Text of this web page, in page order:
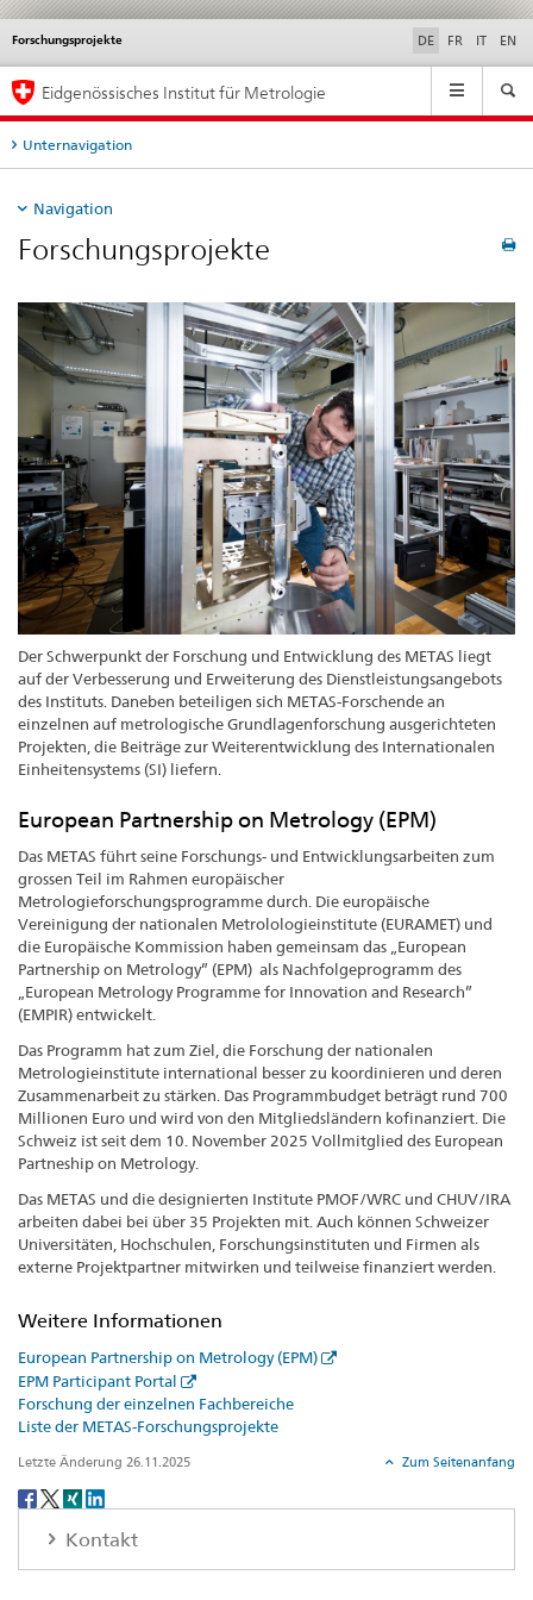
Forschungsprojekte DE FR IT EN
Service
Hauptnavigation
Eidgenössisches Institut für Metrologie
Unternavigation
Navigation
Forschungsprojekte
Der Schwerpunkt der Forschung und Entwicklung des METAS liegt
auf der Verbesserung und Erweiterung des Dienstleistungsangebots
des Instituts. Daneben beteiligen sich METAS-Forschende an
einzelnen auf metrologische Grundlagenforschung ausgerichteten
Projekten, die Beiträge zur Weiterentwicklung des Internationalen
Einheitensystems (SI) liefern.
European Partnership on Metrology (EPM)
Das METAS führt seine Forschungs- und Entwicklungsarbeiten zum
grossen Teil im Rahmen europäischer
Metrologieforschungsprogramme durch. Die europäische
Vereinigung der nationalen Metrolologieinstitute (EURAMET) und
die Europäische Kommission haben gemeinsam das „European
Partnership on Metrology” (EPM) als Nachfolgeprogramm des
„European Metrology Programme for Innovation and Research”
(EMPIR) entwickelt.
Das Programm hat zum Ziel, die Forschung der nationalen
Metrologieinstitute international besser zu koordinieren und deren
Zusammenarbeit zu stärken. Das Programmbudget beträgt rund 700
Millionen Euro und wird von den Mitgliedsländern kofinanziert. Die
Schweiz ist seit dem 10. November 2025 Vollmitglied des European
Partneship on Metrology.
Das METAS und die designierten Institute PMOF/WRC und CHUV/IRA
arbeiten dabei bei über 35 Projekten mit. Auch können Schweizer
Universitäten, Hochschulen, Forschungsinstituten und Firmen als
externe Projektpartner mitwirken und teilweise finanziert werden.
Weitere Informationen
European Partnership on Metrology (EPM)
EPM Participant Portal
Forschung der einzelnen Fachbereiche
Liste der METAS-Forschungsprojekte
Letzte Änderung 26.11.2025 Zum Seitenanfang
Social
Kontakt